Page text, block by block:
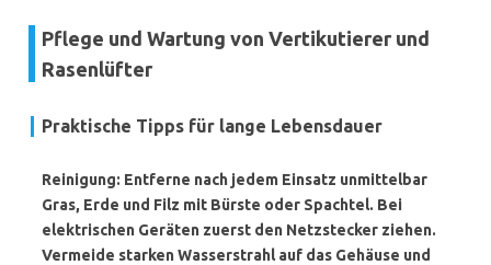
Pflege und Wartung von Vertikutierer und
Rasenlüfter
Praktische Tipps für lange Lebensdauer
Reinigung: Entferne nach jedem Einsatz unmittelbar
Gras, Erde und Filz mit Bürste oder Spachtel. Bei
elektrischen Geräten zuerst den Netzstecker ziehen.
Vermeide starken Wasserstrahl auf das Gehäuse und